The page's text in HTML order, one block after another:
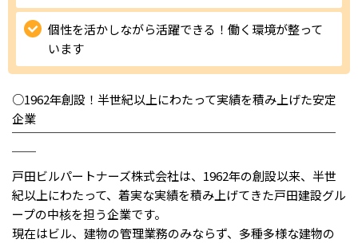
個性を活かしながら活躍できる！働く環境が整って
います
○1962年創設！半世紀以上にわたって実績を積み上げた安定
企業
￣￣￣￣￣￣￣￣￣￣￣￣￣￣￣￣￣￣￣￣￣￣￣￣￣￣￣
￣￣
戸田ビルパートナーズ株式会社は、1962年の創設以来、半世
紀以上にわたって、着実な実績を積み上げてきた戸田建設グル
ープの中核を担う企業です。
現在はビル、建物の管理業務のみならず、多種多様な建物の
IT・Web制作スキルを身につける就労移行支援サービス
ソーシャルファームサービス
しいたけ生産で実現する
新しい障害者雇用支援サービス